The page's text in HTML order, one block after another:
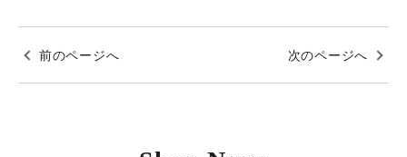
前のページへ 次のページへ